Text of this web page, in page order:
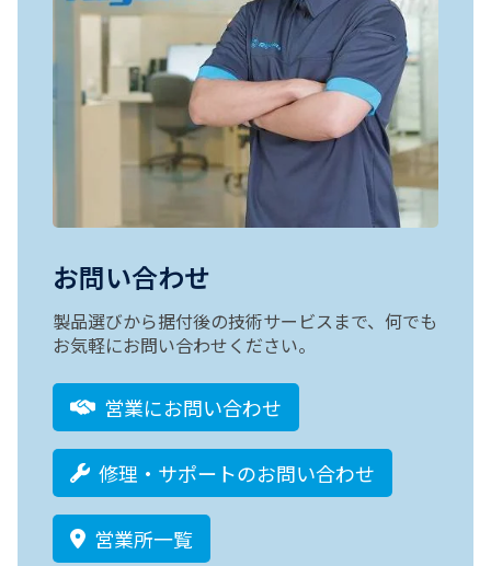
お問い合わせ
製品選びから据付後の技術サービスまで、何でも
お気軽にお問い合わせください。
営業にお問い合わせ
修理・サポートのお問い合わせ
営業所一覧